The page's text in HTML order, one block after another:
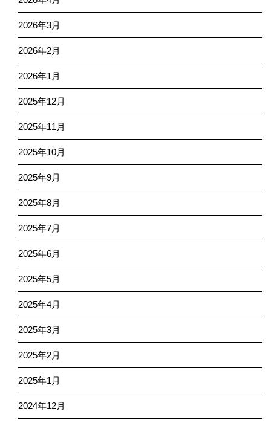
2026年3月
2026年2月
2026年1月
2025年12月
2025年11月
2025年10月
2025年9月
2025年8月
2025年7月
2025年6月
2025年5月
2025年4月
2025年3月
2025年2月
2025年1月
2024年12月